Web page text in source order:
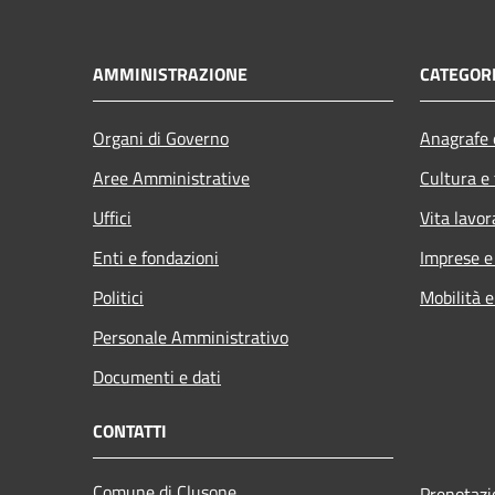
AMMINISTRAZIONE
Organi di Governo
Aree Amministrative
Uffici
Enti e fondazioni
Politici
Personale Amministrativo
Documenti e dati
Cultura
Vita
Imprese
Mobilità
CONTATTI